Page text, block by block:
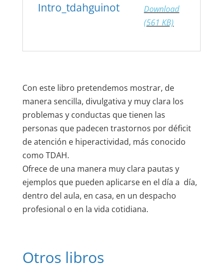
Intro_tdahguinot
Download
(561 KB)
Con este libro pretendemos mostrar, de
manera sencilla, divulgativa y muy clara los
problemas y conductas que tienen las
personas que padecen trastornos por déficit
de atención e hiperactividad, más conocido
como TDAH.
Ofrece de una manera muy clara pautas y
ejemplos que pueden aplicarse en el día a día,
dentro del aula, en casa, en un despacho
profesional o en la vida cotidiana.
Otros libros